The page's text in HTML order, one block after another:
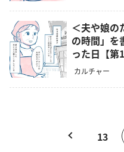
＜夫や娘の
の時間」を
った日【第
カルチャー
13